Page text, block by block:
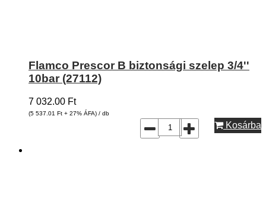
Flamco Prescor B biztonsági szelep 3/4''
10bar (27112)
7 032.00 Ft
(5 537.01 Ft + 27% ÁFA) / db
Kosárba